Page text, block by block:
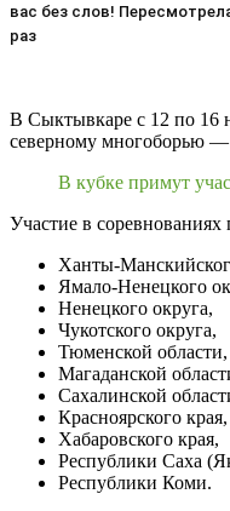
вас без слов!
раз
В Сыктывкаре с 12 по 16
северному многоборью
В кубке примут
Участие в
Ханты-
Ямало-Ненецкого
Ненецкого округа,
Чукотского округа,
Тюменской области,
Магаданской
Сахалинской
Красноярского края,
Хабаровского края,
Республики Саха
Республики Коми.